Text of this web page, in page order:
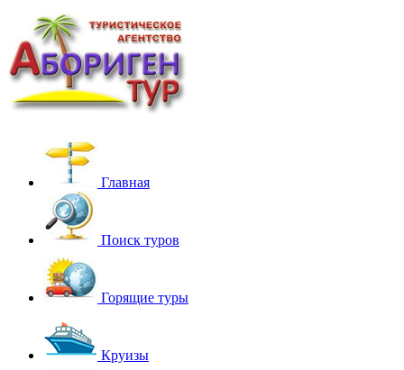
Главная
Поиск туров
Горящие туры
Круизы